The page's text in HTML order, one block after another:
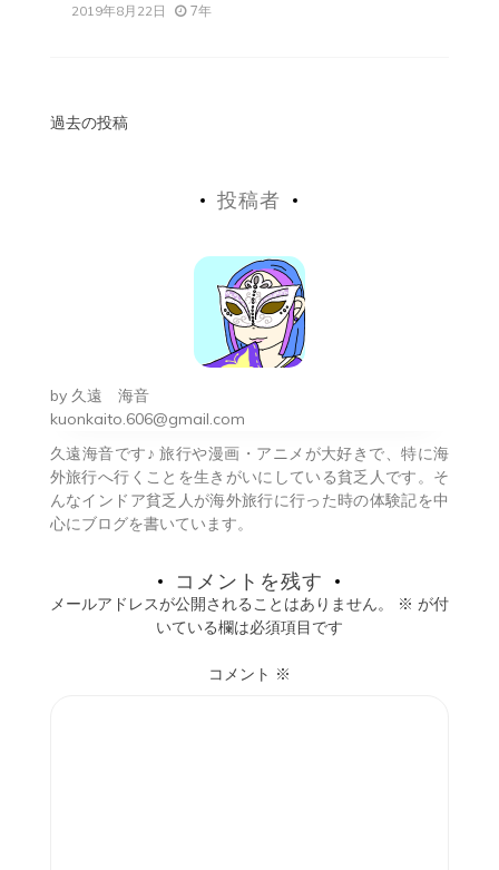
2019年8月22日 7年
投
シ
ョ
ン
過去の投稿
投稿者
by 久遠 海音
kuonkaito.606@gmail.com
久遠海音です♪ 旅行や漫画・アニメが大好きで、特に海
外旅行へ行くことを生きがいにしている貧乏人です。そ
んなインドア貧乏人が海外旅行に行った時の体験記を中
心にブログを書いています。
コメントを残す
メールアドレスが公開されることはありません。 ※ が付
いている欄は必須項目です
コメント ※